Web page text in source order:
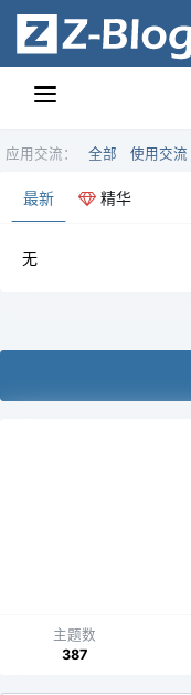
应用交流： 全部 使用交流
最新 精华
无
主题数
387